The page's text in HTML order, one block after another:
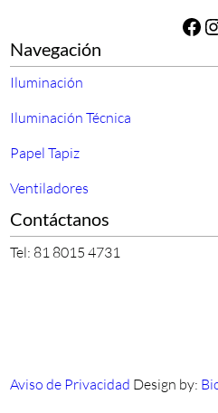
Facebook
Navegación
Iluminación
Iluminación Técnica
Papel Tapiz
Ventiladores
Contáctanos
Tel: 81 8015 4731
Aviso de Privacidad Design by: